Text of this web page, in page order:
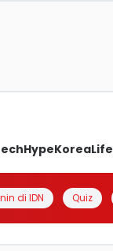
HypeKoreaLife
di IDN Quiz